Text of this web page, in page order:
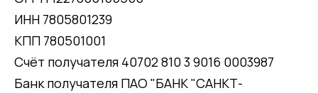
ИНН 7805801239
КПП 780501001
Счёт получателя 40702 810 3 9016 0003987
Банк получателя ПАО "БАНК "САНКТ-